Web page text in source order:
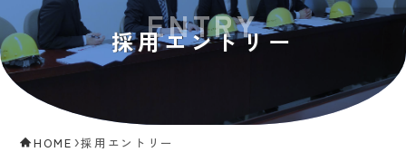
HOME 採用エントリー
採用エントリー